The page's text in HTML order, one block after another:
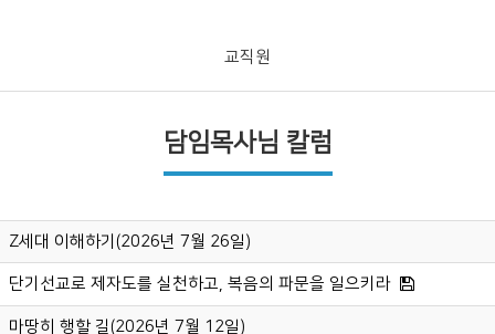
교직원
담임목사님 칼럼
Z세대 이해하기(2026년 7월 26일)
단기선교로 제자도를 실천하고, 복음의 파문을 일으키라
마땅히 행할 길(2026년 7월 12일)